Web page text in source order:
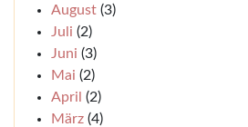
August (3)
Juli (2)
Juni (3)
Mai (2)
April (2)
März (4)